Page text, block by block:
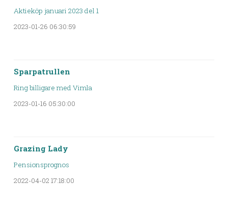
Aktieköp januari 2023 del 1
2023-01-26 06:30:59
Sparpatrullen
Ring billigare med Vimla
2023-01-16 05:30:00
Grazing Lady
Pensionsprognos
2022-04-02 17:18:00